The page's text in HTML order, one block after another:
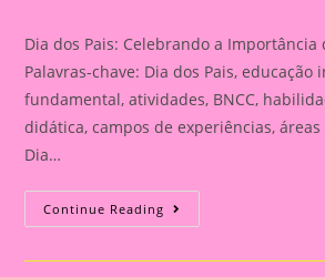
Dia dos Pais: Celebrando a Importância
Palavras-chave: Dia dos Pais, educação
fundamental, atividades, BNCC,
didática, campos de experiências,
Dia…
Continue Reading Cartão
Lembrança
O